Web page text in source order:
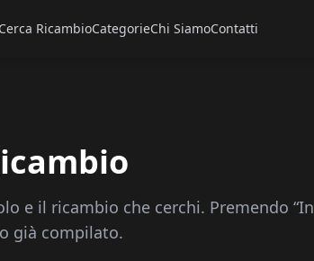
Cerca RicambioCategorieChi SiamoContatti
e il ricambio che cerchi. Premendo
già compilato.